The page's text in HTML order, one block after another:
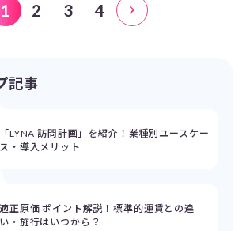
1 2 3 4
記事
「LYNA 訪問計画」を紹介！業種別ユースケー
ス・導入メリット
適正原価 ポイント解説！標準的運賃との違
い・施行はいつから？